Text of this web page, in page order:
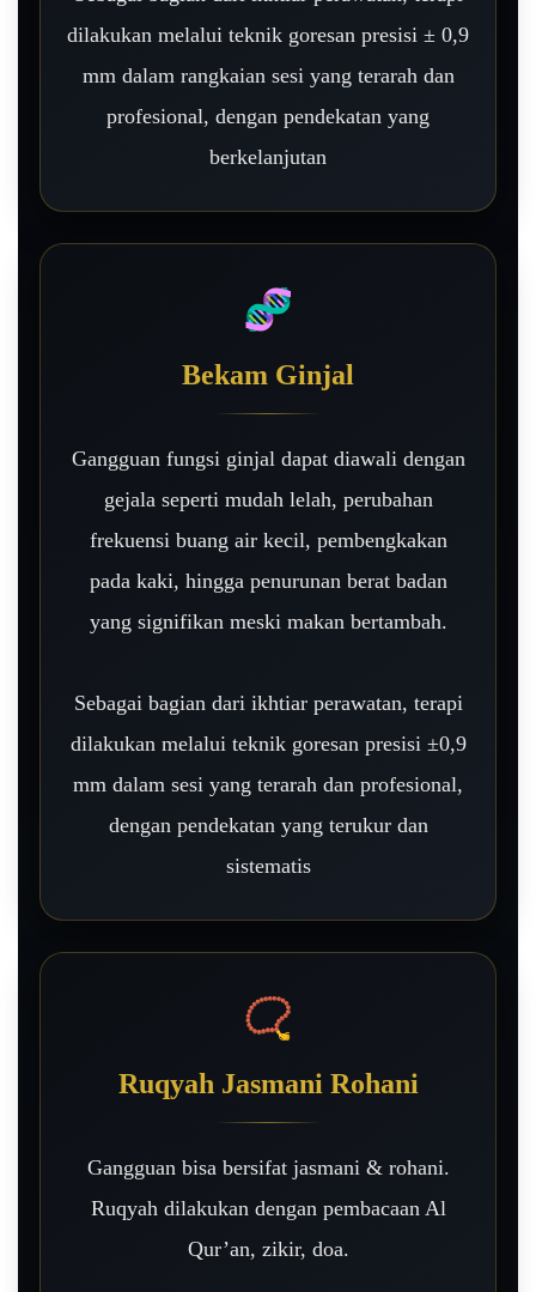
dilakukan melalui teknik goresan presisi ± 0,9
mm dalam rangkaian sesi yang terarah dan
profesional, dengan pendekatan yang
berkelanjutan
🧬
Bekam Ginjal
Gangguan fungsi ginjal dapat diawali dengan
gejala seperti mudah lelah, perubahan
frekuensi buang air kecil, pembengkakan
pada kaki, hingga penurunan berat badan
yang signifikan meski makan bertambah.
Sebagai bagian dari ikhtiar perawatan, terapi
dilakukan melalui teknik goresan presisi ±0,9
mm dalam sesi yang terarah dan profesional,
dengan pendekatan yang terukur dan
sistematis
📿
Ruqyah Jasmani Rohani
Gangguan bisa bersifat jasmani & rohani.
Ruqyah dilakukan dengan pembacaan Al
Qur’an, zikir, doa.